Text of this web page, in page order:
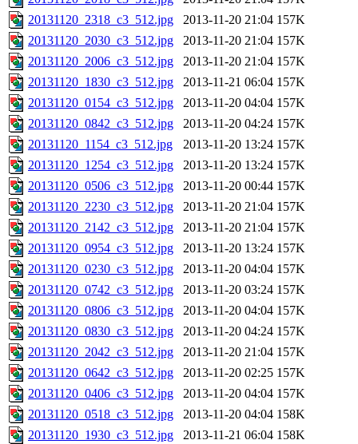
20131120_2318_c3_512.jpg
2013-11-20 21:04 157K
20131120_2030_c3_512.jpg
2013-11-20 21:04 157K
20131120_2006_c3_512.jpg
2013-11-20 21:04 157K
20131120_1830_c3_512.jpg
2013-11-21 06:04 157K
20131120_0154_c3_512.jpg
2013-11-20 04:04 157K
20131120_0842_c3_512.jpg
2013-11-20 04:24 157K
20131120_1154_c3_512.jpg
2013-11-20 13:24 157K
20131120_1254_c3_512.jpg
2013-11-20 13:24 157K
20131120_0506_c3_512.jpg
2013-11-20 00:44 157K
20131120_2230_c3_512.jpg
2013-11-20 21:04 157K
20131120_2142_c3_512.jpg
2013-11-20 21:04 157K
20131120_0954_c3_512.jpg
2013-11-20 13:24 157K
20131120_0230_c3_512.jpg
2013-11-20 04:04 157K
20131120_0742_c3_512.jpg
2013-11-20 03:24 157K
20131120_0806_c3_512.jpg
2013-11-20 04:04 157K
20131120_0830_c3_512.jpg
2013-11-20 04:24 157K
20131120_2042_c3_512.jpg
2013-11-20 21:04 157K
20131120_0642_c3_512.jpg
2013-11-20 02:25 157K
20131120_0406_c3_512.jpg
2013-11-20 04:04 157K
20131120_0518_c3_512.jpg
2013-11-20 04:04 158K
20131120_1930_c3_512.jpg
2013-11-21 06:04 158K